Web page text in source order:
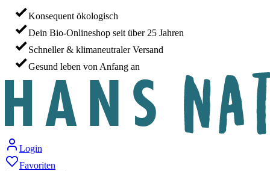
Konsequent ökologisch
Dein Bio-Onlineshop seit über 25 Jahren
Schneller & klimaneutraler Versand
Gesund leben von Anfang an
Login
Favoriten